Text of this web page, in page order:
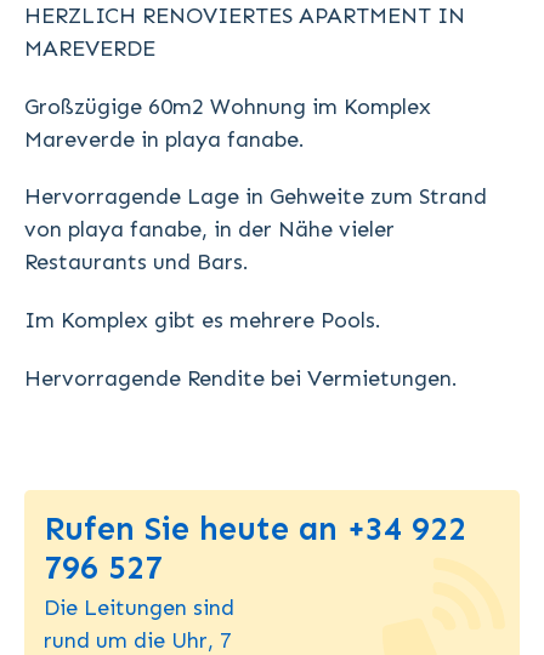
HERZLICH RENOVIERTES APARTMENT IN
MAREVERDE
Großzügige 60m2 Wohnung im Komplex
Mareverde in playa fanabe.
Hervorragende Lage in Gehweite zum Strand
von playa fanabe, in der Nähe vieler
Restaurants und Bars.
Im Komplex gibt es mehrere Pools.
Hervorragende Rendite bei Vermietungen.
Rufen Sie heute an +34 922
796 527
Die Leitungen sind
rund um die Uhr, 7